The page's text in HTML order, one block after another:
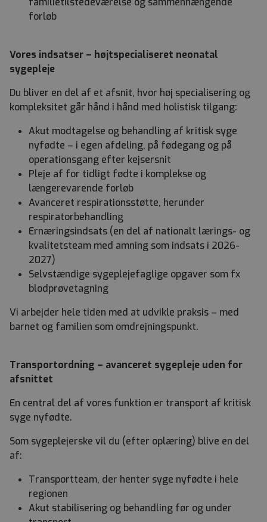
forløb
Vores indsatser – højtspecialiseret neonatal
sygepleje
Du bliver en del af et afsnit, hvor høj specialisering og
kompleksitet går hånd i hånd med holistisk tilgang:
Akut modtagelse og behandling af kritisk syge
nyfødte – i egen afdeling, på fødegang og på
operationsgang efter kejsersnit
Pleje af for tidligt fødte i komplekse og
længerevarende forløb
Avanceret respirationsstøtte, herunder
respiratorbehandling
Ernæringsindsats (en del af nationalt lærings- og
kvalitetsteam med amning som indsats i 2026-
2027)
Selvstændige sygeplejefaglige opgaver som fx
blodprøvetagning
Vi arbejder hele tiden med at udvikle praksis – med
barnet og familien som omdrejningspunkt.
Transportordning – avanceret sygepleje uden for
afsnittet
En central del af vores funktion er transport af kritisk
syge nyfødte.
Som sygeplejerske vil du (efter oplæring) blive en del
af:
Transportteam, der henter syge nyfødte i hele
regionen
Akut stabilisering og behandling før og under